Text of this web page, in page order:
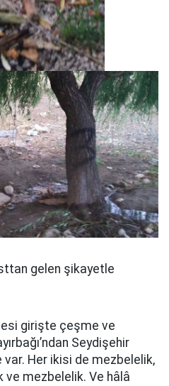
gelen şikayetle
girişte çeşme ve
Seydişehir
var. Her ikisi de mezbelelik,
ve mezbelelik. Ve hâlâ